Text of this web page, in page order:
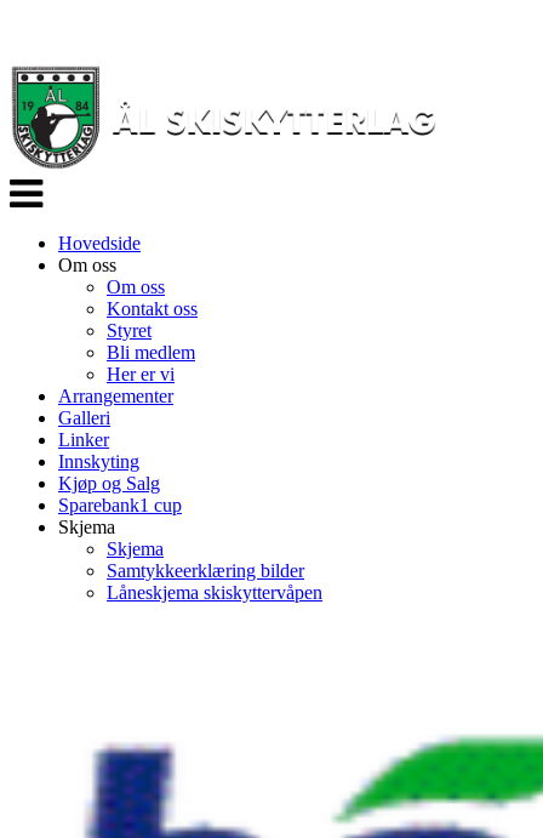
Veksle
navigasjon
Hovedside
Om oss
Om oss
Kontakt oss
Styret
Bli medlem
Her er vi
Arrangementer
Galleri
Linker
Innskyting
Kjøp og Salg
Sparebank1 cup
Skjema
Skjema
Samtykkeerklæring bilder
Låneskjema skiskyttervåpen